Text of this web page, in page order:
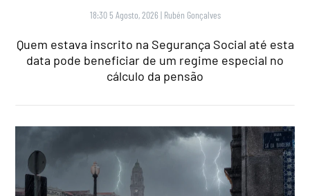
18:30 5 Agosto, 2026 | Rubén Gonçalves
Quem estava inscrito na Segurança Social até esta
data pode beneficiar de um regime especial no
cálculo da pensão